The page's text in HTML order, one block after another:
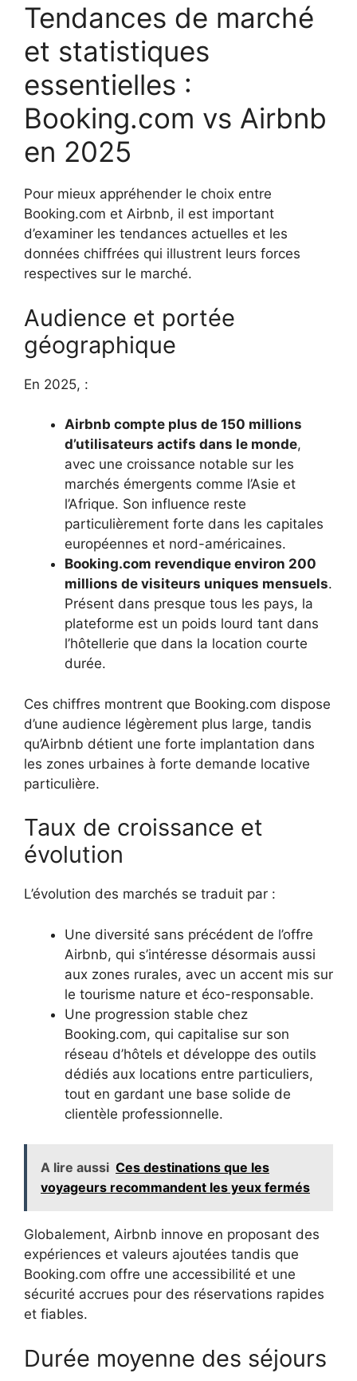
Tendances de marché
et statistiques
essentielles :
Booking.com vs Airbnb
en 2025
Pour mieux appréhender le choix entre
Booking.com et Airbnb, il est important
d’examiner les tendances actuelles et les
données chiffrées qui illustrent leurs forces
respectives sur le marché.
Audience et portée
géographique
En 2025, :
Airbnb compte plus de 150 millions
d’utilisateurs actifs dans le monde,
avec une croissance notable sur les
marchés émergents comme l’Asie et
l’Afrique. Son influence reste
particulièrement forte dans les capitales
européennes et nord-américaines.
Booking.com revendique environ 200
millions de visiteurs uniques mensuels.
Présent dans presque tous les pays, la
plateforme est un poids lourd tant dans
l’hôtellerie que dans la location courte
durée.
Ces chiffres montrent que Booking.com dispose
d’une audience légèrement plus large, tandis
qu’Airbnb détient une forte implantation dans
les zones urbaines à forte demande locative
particulière.
Taux de croissance et
évolution
L’évolution des marchés se traduit par :
Une diversité sans précédent de l’offre
Airbnb, qui s’intéresse désormais aussi
aux zones rurales, avec un accent mis sur
le tourisme nature et éco-responsable.
Une progression stable chez
Booking.com, qui capitalise sur son
réseau d’hôtels et développe des outils
dédiés aux locations entre particuliers,
tout en gardant une base solide de
clientèle professionnelle.
A lire aussi Ces destinations que les
voyageurs recommandent les yeux fermés
Globalement, Airbnb innove en proposant des
expériences et valeurs ajoutées tandis que
Booking.com offre une accessibilité et une
sécurité accrues pour des réservations rapides
et fiables.
Durée moyenne des séjours